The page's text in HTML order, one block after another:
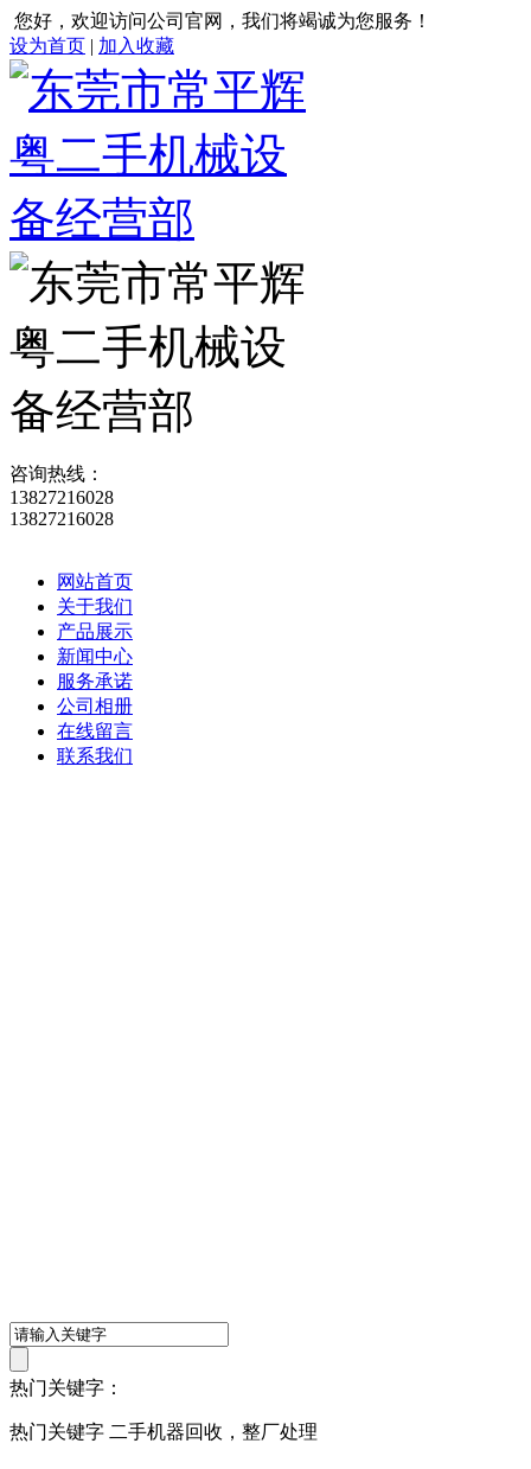
您好，欢迎访问公司官网，我们将竭诚为您服务！
设为首页 | 加入收藏
咨询热线：
13827216028
13827216028
网站首页
关于我们
产品展示
新闻中心
服务承诺
公司相册
在线留言
联系我们
热门关键字：
热门关键字 二手机器回收，整厂处理